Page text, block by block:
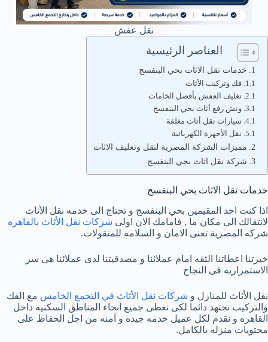
نقل عفش
العناصر الرئيسية
خدمات نقل الاثاث بحي البنفسج
فك وتركيب الأثاث
تغليف العفش بأفضل الخامات
ونش رفع أثاث بحي البنفسج
سيارات نقل أثاث مغلقة
نقل الأجهزة الكهربائية
مميزات الشركة المصرية لنقل وتغليف الاثاث
شركة نقل اثاث بحي البنفسج
خدمات نقل الاثاث بحي البنفسج
اذا كنت احد المقيمين بحي البنفسج و تحتاج الى خدمه نقل الأثاث
لانتقالك الى مكان ما , فامامك الان اولى شركات نقل الأثاث بالقاهره
شركه المصرية تعنى الامان و السلامه للمنقولات.
خبرتنا اعطاتنا الثقه امام عملائنا و مصدقيتنا لدى عملائنا هى سر
الاستمراريه فى النجاح
نقل الأثاث للمنازل و شركات نقل الأثاث في التجمع الخامس مع الفك
والتركيب نجتهد دائما لكى نغطى جميع انحاء المناطق السكنيه داخل
القاهره و نقدم لكل عميل خدمه جيده و آمنه من اجل الحفاظ على
محتويات منزله بالكامل.